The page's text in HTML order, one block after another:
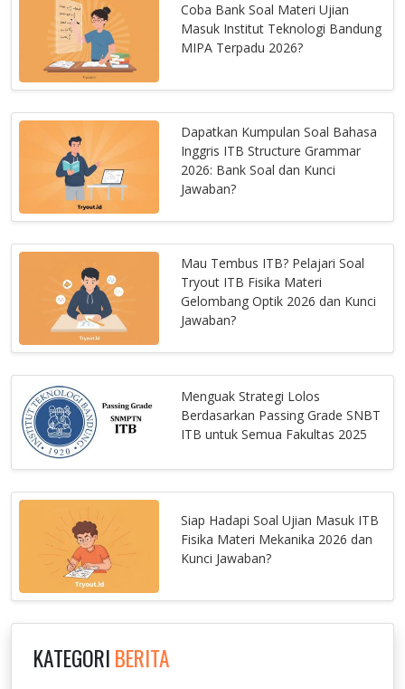
Coba Bank Soal Materi Ujian
Masuk Institut Teknologi Bandung
MIPA Terpadu 2026?
Dapatkan Kumpulan Soal Bahasa
Inggris ITB Structure Grammar
2026: Bank Soal dan Kunci
Jawaban?
Mau Tembus ITB? Pelajari Soal
Tryout ITB Fisika Materi
Gelombang Optik 2026 dan Kunci
Jawaban?
Menguak Strategi Lolos
Berdasarkan Passing Grade SNBT
ITB untuk Semua Fakultas 2025
Siap Hadapi Soal Ujian Masuk ITB
Fisika Materi Mekanika 2026 dan
Kunci Jawaban?
KATEGORI BERITA